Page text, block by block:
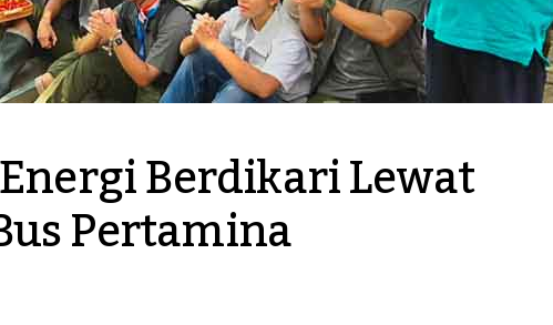
Berdikari Lewat
Pertamina